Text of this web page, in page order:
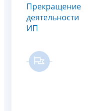
Прекращение
деятельности
ИП